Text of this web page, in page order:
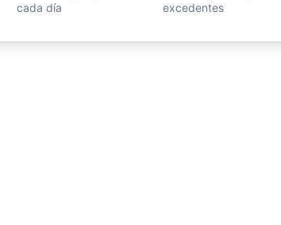
cada día
excedentes